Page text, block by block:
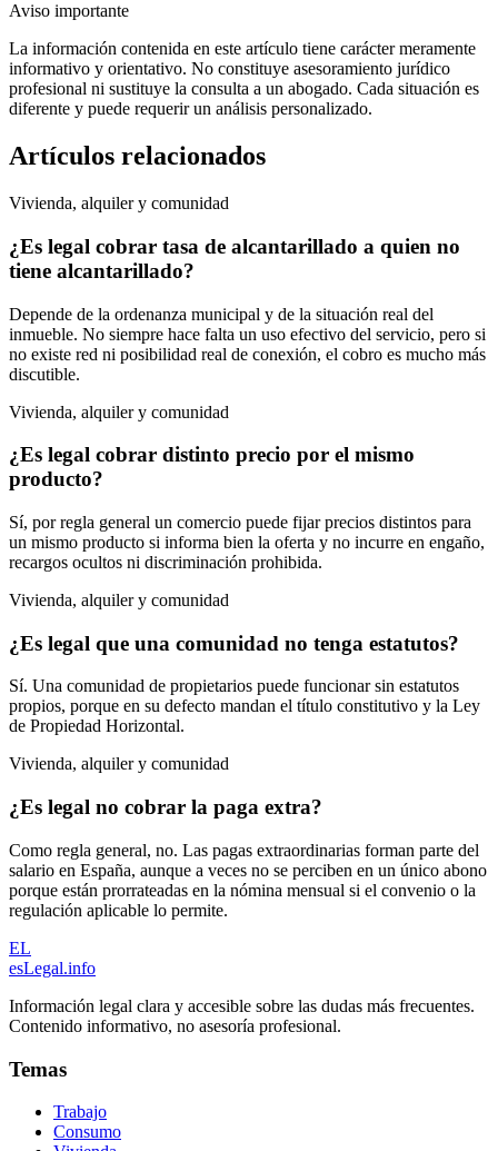
Aviso importante
La información contenida en este artículo tiene carácter meramente
informativo y orientativo. No constituye asesoramiento jurídico
profesional ni sustituye la consulta a un abogado. Cada situación es
diferente y puede requerir un análisis personalizado.
Artículos relacionados
Vivienda, alquiler y comunidad
¿Es legal cobrar tasa de alcantarillado a quien no
tiene alcantarillado?
Depende de la ordenanza municipal y de la situación real del
inmueble. No siempre hace falta un uso efectivo del servicio, pero si
no existe red ni posibilidad real de conexión, el cobro es mucho más
discutible.
Vivienda, alquiler y comunidad
¿Es legal cobrar distinto precio por el mismo
producto?
Sí, por regla general un comercio puede fijar precios distintos para
un mismo producto si informa bien la oferta y no incurre en engaño,
recargos ocultos ni discriminación prohibida.
Vivienda, alquiler y comunidad
¿Es legal que una comunidad no tenga estatutos?
Sí. Una comunidad de propietarios puede funcionar sin estatutos
propios, porque en su defecto mandan el título constitutivo y la Ley
de Propiedad Horizontal.
Vivienda, alquiler y comunidad
¿Es legal no cobrar la paga extra?
Como regla general, no. Las pagas extraordinarias forman parte del
salario en España, aunque a veces no se perciben en un único abono
porque están prorrateadas en la nómina mensual si el convenio o la
regulación aplicable lo permite.
EL
esLegal.info
Información legal clara y accesible sobre las dudas más frecuentes.
Contenido informativo, no asesoría profesional.
Temas
Trabajo
Consumo